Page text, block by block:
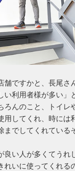
舗ですかと、長尾さ
い利用者様が多い」
ろんのこと、トイレ
用してくれ、時には
までしてくれている
良い人が多くてうれ
れいに使ってくれる